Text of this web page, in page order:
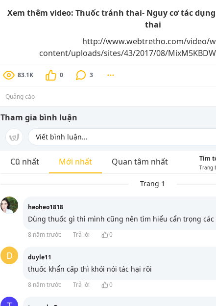
Xem thêm video: Thuốc tránh thai- Nguy cơ tác
thai
http://www.webtretho.com/video/
content/uploads/sites/43/2017/08/
83.1K 0 3
Quảng cáo
Tham gia bình luận
Cũ nhất Mới nhất Quan tâm nhất Tìm
Trang
Trang 1
heoheo1818
Dùng thuốc gì thì mình cũng nên tìm hiểu cẩn trọng các
8 năm trước Trả lời 0
D duyle11
thuốc khẩn cấp thì khỏi nói tác hại rồi
8 năm trước Trả lời 0